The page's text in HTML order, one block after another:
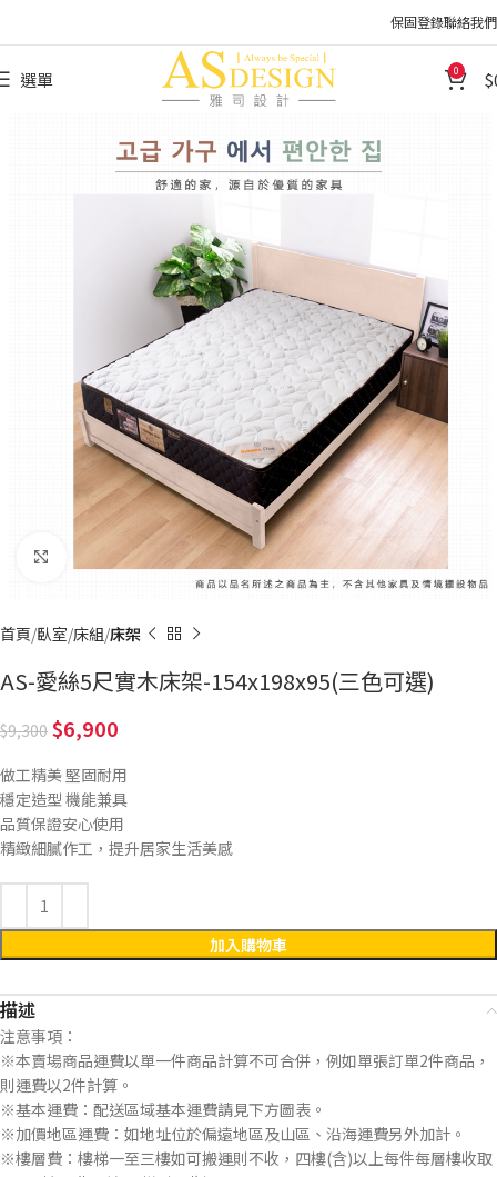
保固登錄聯絡我們
選單 0
Click to enlarge
首頁 臥室 床組 床架
AS-愛絲5尺實木床架-154x198x95(三色可選)
9,300 6,900
做工精美 堅固耐用
穩定造型 機能兼具
品質保證安心使用
精緻細膩作工，提升居家生活美感
加入購物車
描述
注意事項：
※本賣場商品運費以單一件商品計算不可合併，例如單張訂單2件商品，
則運費以2件計算。
※基本運費：配送區域基本運費請見下方圖表。
※加價地區運費：如地址位於偏遠地區及山區、沿海運費另外加計。
※樓層費：樓梯一至三樓如可搬運則不收，四樓(含)以上每件每層樓收取